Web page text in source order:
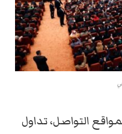
التواصل، تداول